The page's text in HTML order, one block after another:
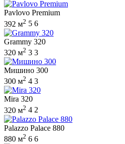
Pavlovo Premium
392 м2 5 6
Grammy 320
320 м2 3 3
Мишино 300
300 м2 4 3
Mira 320
320 м2 4 2
Palazzo Palace 880
880 м2 6 6